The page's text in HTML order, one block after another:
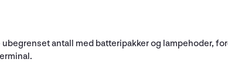
antall med batteripakker og lampehoder,